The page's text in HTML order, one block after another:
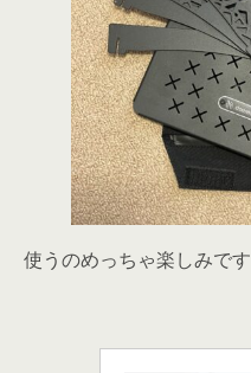
使うのめっちゃ楽しみです